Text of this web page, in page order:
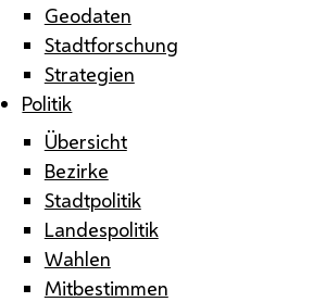
Geodaten
Stadtforschung
Strategien
Politik
Übersicht
Bezirke
Stadtpolitik
Landespolitik
Wahlen
Mitbestimmen